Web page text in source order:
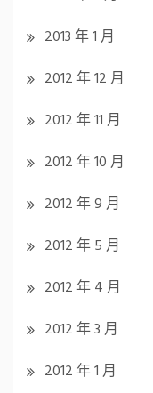
2013 年 1 月
2012 年 12 月
2012 年 11 月
2012 年 10 月
2012 年 9 月
2012 年 5 月
2012 年 4 月
2012 年 3 月
2012 年 1 月